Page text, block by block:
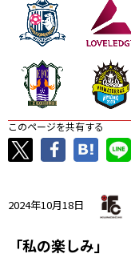
このページを共有する
2024年10月18日
「私の楽しみ」